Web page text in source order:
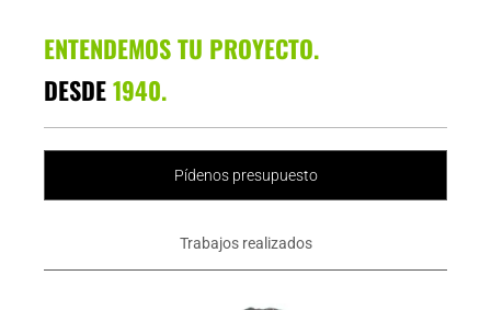
ENTENDEMOS TU PROYECTO.
DESDE1940.
Pídenos presupuesto
Trabajos realizados